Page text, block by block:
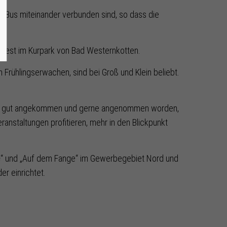
miteinander verbunden sind, so dass die
im Kurpark von Bad Westernkotten.
sind bei Groß und Klein beliebt.
angekommen und gerne angenommen worden,
profitieren, mehr in den Blickpunkt
„Auf dem Fange“ im Gewerbegebiet Nord und
einrichtet.